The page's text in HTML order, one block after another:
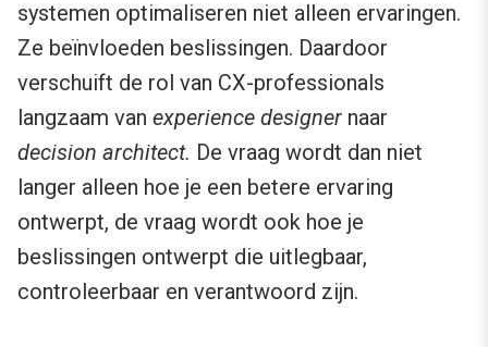
systemen optimaliseren niet alleen ervaringen.
Ze beïnvloeden beslissingen. Daardoor
verschuift de rol van CX-professionals
langzaam van experience designer naar
decision architect. De vraag wordt dan niet
langer alleen hoe je een betere ervaring
ontwerpt, de vraag wordt ook hoe je
beslissingen ontwerpt die uitlegbaar,
controleerbaar en verantwoord zijn.